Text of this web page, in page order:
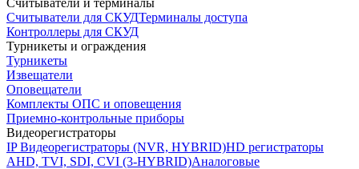
Считыватели и терминалы
Считыватели для СКУДТерминалы доступа
Контроллеры для СКУД
Турникеты и ограждения
Турникеты
Извещатели
Оповещатели
Комплекты ОПС и оповещения
Приемно-контрольные приборы
Видеорегистраторы
IP Видеорегистраторы (NVR, HYBRID)HD регистраторы
AHD, TVI, SDI, CVI (3-HYBRID)Аналоговые